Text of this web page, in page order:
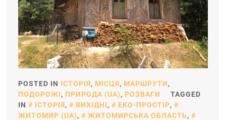
POSTED IN ІСТОРІЯ, МІСЦЯ, МАРШРУТИ,
ПОДОРОЖІ, ПРИРОДА (UA), РОЗВАГИ
TAGGED
IN
ІСТОРІЯ, ВИХІДНІ, ЕКО-ПРОСТІР,
ЖИТОМИР (UA), ЖИТОМИРСЬКА ОБЛАСТЬ,